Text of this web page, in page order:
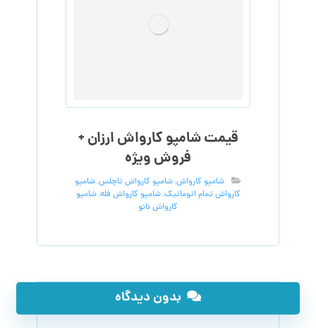
قیمت شامپو کارواش ارزان +
فروش ویژه
شامپو کارواش,شامپو کارواش تاچلس,شامپو
کارواش تمام اتوماتیک,شامپو کارواش فله,شامپو
کارواش نانو
بدون دیدگاه